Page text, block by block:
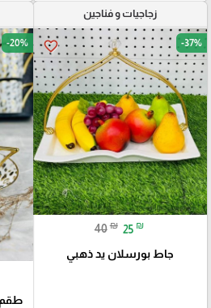
زجاجيات و فناجين
favorite_border -37%
40 ₪ 25 ₪
جاط بورسلان يد ذهبي
-20%